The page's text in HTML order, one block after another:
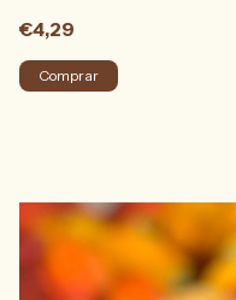
€4,29